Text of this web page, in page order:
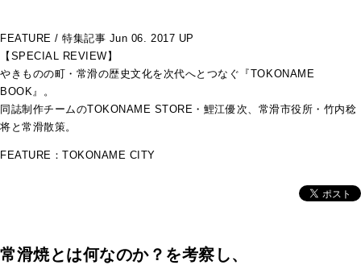
FEATURE / 特集記事 Jun 06. 2017 UP
【SPECIAL REVIEW】
やきものの町・常滑の歴史文化を次代へとつなぐ『TOKONAME
BOOK』。
同誌制作チームのTOKONAME STORE・鯉江優次、常滑市役所・竹内稔
将と常滑散策。
FEATURE：TOKONAME CITY
常滑焼とは何なのか？を考察し、